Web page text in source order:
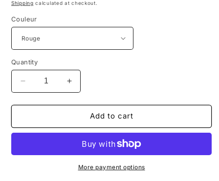
Shipping calculated at checkout.
Couleur
Quantity
Decrease
quantity
for
Kroy
Fil
Increase
quantity
for
Patons
Kroy
Fil
Add to cart
More payment options